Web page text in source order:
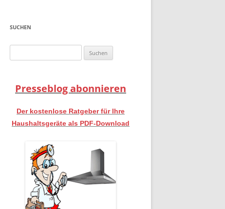
SUCHEN
nach:
Presseblog abonnieren
Der kostenlose Ratgeber für Ihre
Haushaltsgeräte als PDF-Download